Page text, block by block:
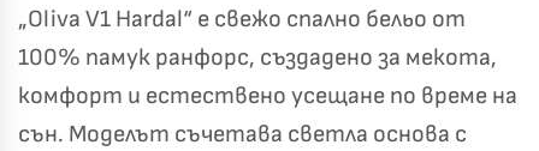
„Oliva V1 Hardal“ е свежо спално бельо от
100% памук ранфорс, създадено за мекота,
комфорт и естествено усещане по време на
сън. Моделът съчетава светла основа с